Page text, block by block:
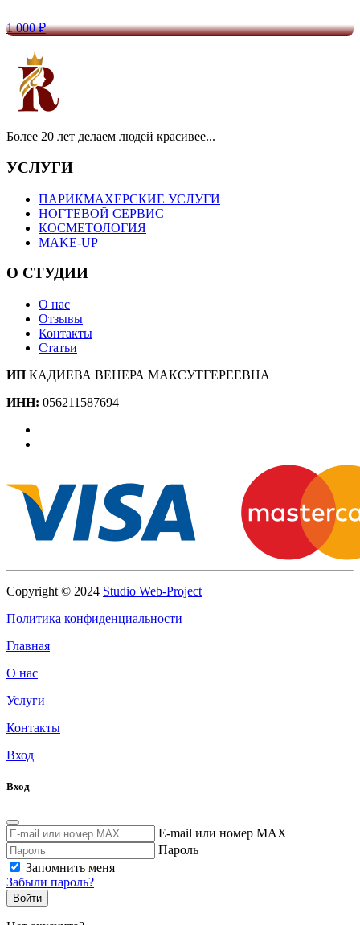
1 000 ₽
Более 20 лет делаем людей красивее...
УСЛУГИ
ПАРИКМАХЕРСКИЕ УСЛУГИ
НОГТЕВОЙ СЕРВИС
КОСМЕТОЛОГИЯ
MAKE-UP
О СТУДИИ
О нас
Отзывы
Контакты
Статьи
ИП КАДИЕВА ВЕНЕРА МАКСУТГЕРЕЕВНА
ИНН: 056211587694
Copyright © 2024 Studio Web-Project
Политика конфиденциальности
Главная
О нас
Услуги
Контакты
Вход
Вход
E-mail или номер MAX
Пароль
Запомнить меня
Забыли пароль?
Войти